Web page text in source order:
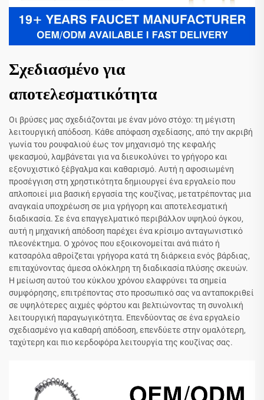
Σχεδιασμένο για
αποτελεσματικότητα
Οι βρύσες μας σχεδιάζονται με έναν μόνο στόχο: τη μέγιστη
λειτουργική απόδοση. Κάθε απόφαση σχεδίασης, από την ακριβή
γωνία του ρουφαλιού έως τον μηχανισμό της κεφαλής
ψεκασμού, λαμβάνεται για να διευκολύνει το γρήγορο και
εξονυχιστικό ξέβγαλμα και καθαρισμό. Αυτή η αφοσιωμένη
προσέγγιση στη χρηστικότητα δημιουργεί ένα εργαλείο που
απλοποιεί μια βασική εργασία της κουζίνας, μετατρέποντας μια
αναγκαία υποχρέωση σε μια γρήγορη και αποτελεσματική
διαδικασία. Σε ένα επαγγελματικό περιβάλλον υψηλού όγκου,
αυτή η μηχανική απόδοση παρέχει ένα κρίσιμο ανταγωνιστικό
πλεονέκτημα. Ο χρόνος που εξοικονομείται ανά πιάτο ή
κατσαρόλα αθροίζεται γρήγορα κατά τη διάρκεια ενός βάρδιας,
επιταχύνοντας άμεσα ολόκληρη τη διαδικασία πλύσης σκευών.
Η μείωση αυτού του κύκλου χρόνου ελαφρύνει τα σημεία
συμφόρησης, επιτρέποντας στο προσωπικό σας να ανταποκριθεί
σε υψηλότερες αιχμές φόρτου και βελτιώνοντας τη συνολική
λειτουργική παραγωγικότητα. Επενδύοντας σε ένα εργαλείο
σχεδιασμένο για καθαρή απόδοση, επενδύετε στην ομαλότερη,
ταχύτερη και πιο κερδοφόρα λειτουργία της κουζίνας σας.